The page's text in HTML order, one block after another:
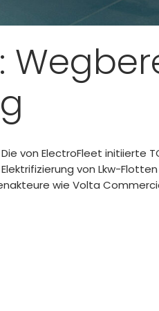
von ElectroFleet initiierte
von Lkw-
wie Volta